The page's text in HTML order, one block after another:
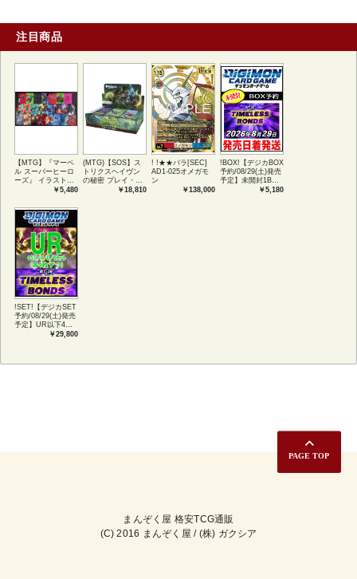
注目商品
【MTG】『マーベ
ル スーパーヒーロ
ーズ』 イラストコ
レクション 54種コ
アートカード(JPN)
￥5,480
(MTG)【SOS】ス
トリクスヘイヴン
の秘密 プレイ・ブ
ースター1BOX日本
￥18,810
! !★★パラ[SEC]
AD1-025オメガモ
ン
￥138,000
!BOX!【デジカBOX
予約/08/29(土)発売
予定】未開封1BOX
￥5,180
!SET!【デジカSET
予約/08/29(土)発売
予定】UR以下4コ
ンセット 【BT-￥29,800
まんぞく屋 格安TCG通販
(C) 2016 まんぞく屋 / (株) ガクシア